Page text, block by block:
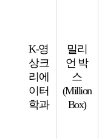
K-영
상크
리에
이터
학과
밀리
언 박
스
(Million
Box)